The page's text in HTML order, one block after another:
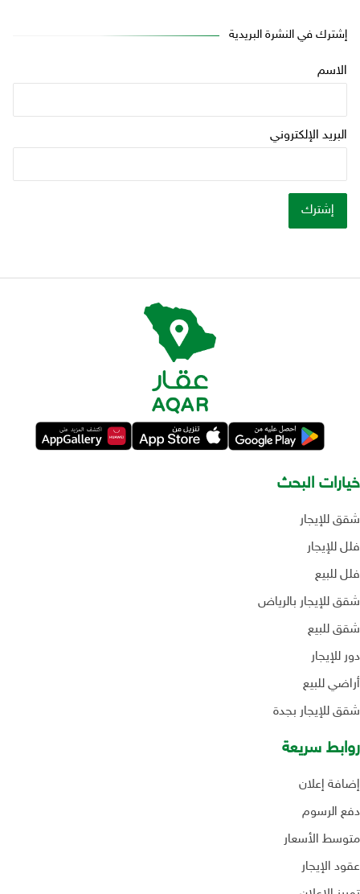
إشترك في النشرة البريدية
الاسم
البريد الإلكتروني
خيارات البحث
شقق للإيجار
فلل للإيجار
فلل للبيع
شقق للإيجار بالرياض
شقق للبيع
دور للإيجار
أراضي للبيع
شقق للإيجار بجدة
روابط سريعة
إضافة إعلان
دفع الرسوم
متوسط الأسعار
عقود الإيجار